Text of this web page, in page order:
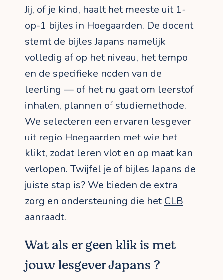
Jij, of je kind, haalt het meeste uit 1-
op-1 bijles in Hoegaarden. De docent
stemt de bijles Japans namelijk
volledig af op het niveau, het tempo
en de specifieke noden van de
leerling — of het nu gaat om leerstof
inhalen, plannen of studiemethode.
We selecteren een ervaren lesgever
uit regio Hoegaarden met wie het
klikt, zodat leren vlot en op maat kan
verlopen. Twijfel je of bijles Japans de
juiste stap is? We bieden de extra
zorg en ondersteuning die het CLB
aanraadt.
Wat als er geen klik is met
jouw lesgever Japans ?